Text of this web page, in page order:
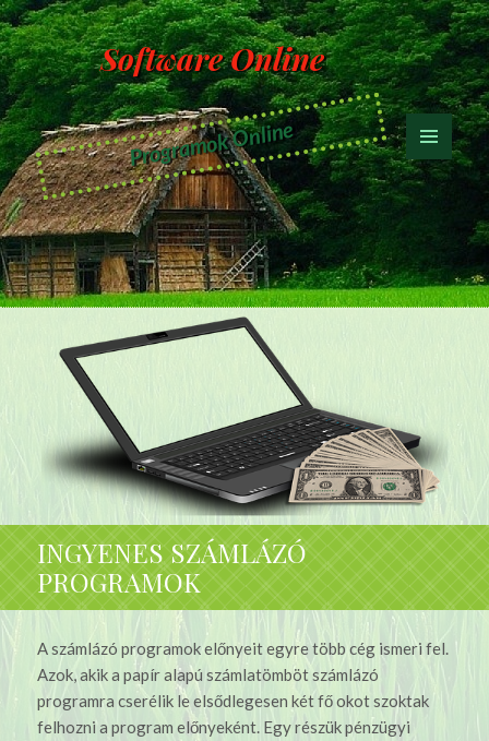
Software Online
Programok Online
MENÜ
ÉS
WIDGETEK
INGYENES SZÁMLÁZÓ
PROGRAMOK
A számlázó programok előnyeit egyre több cég ismeri fel.
Azok, akik a papír alapú számlatömböt számlázó
programra cserélik le elsődlegesen két fő okot szoktak
felhozni a program előnyeként. Egy részük pénzügyi